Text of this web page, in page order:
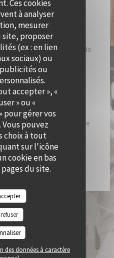
Ces cookies
à analyser
mesurer
proposer
(ex : en lien
sociaux) ou
ou
accepter », «
» ou «
pour gérer vos
pouvez
choix à tout
sur l'icône
cookie en bas
du site.
des données à caractère
S’INSTALLE À QUAI
D’UN ÉTÉ !
un restaurant de bord de
catalanes et son humeur
bon l’été et est pleine de
nos braséros pour vous faire
du chef !
CRAMAT'
INTERNET RESTAURANT AVEC
((OUVRE UNE NOUVELLE FENÊTRE))
UNE NOUVELLE FENÊTRE))
CGU
((OUVRE UNE NOUVELLE
À CARACTÈRE PERSONNEL
((OUVRE UNE NOUVELLE FENÊTRE))
ACCESSIBILITE